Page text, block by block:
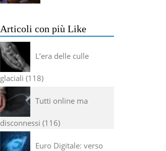
Articoli con più Like
L’era delle culle
glaciali 118
Tutti online ma
disconnessi 116
Euro Digitale: verso